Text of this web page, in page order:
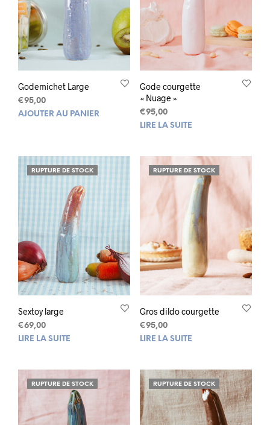
Godemichet Large
€95,00
AJOUTER AU PANIER
Gode courgette
« Nuage »
€95,00
LIRE LA SUITE
RUPTURE DE STOCK
Sextoy large
€69,00
LIRE LA SUITE
RUPTURE DE STOCK
Gros dildo courgette
€95,00
LIRE LA SUITE
RUPTURE DE STOCK RUPTURE DE STOCK